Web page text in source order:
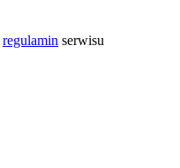
regulamin serwisu